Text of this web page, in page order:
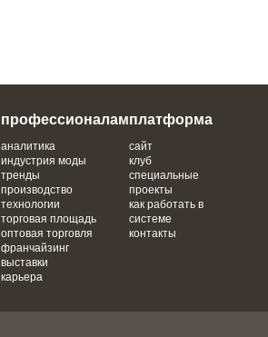
профессионалам
аналитика
индустрия моды
тренды
производство
технологии
торговая площадь
оптовая торговля
франчайзинг
выставки
карьера
платформа
сайт
клуб
специальные
проекты
как работать в
системе
контакты